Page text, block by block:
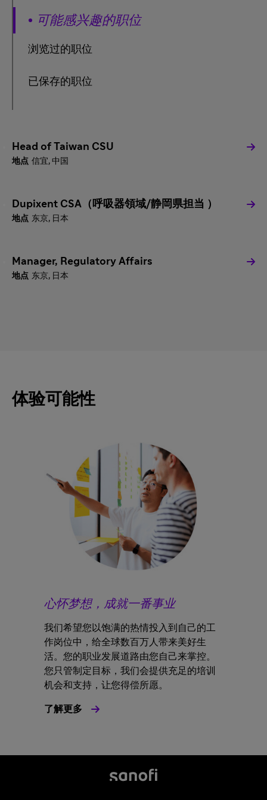
可能感兴趣的职位
浏览过的职位
已保存的职位
Head of Taiwan CSU
信宜, 中国
Dupixent CSA（呼吸器領域/静岡県担当 ）
东京, 日本
Manager, Regulatory Affairs
东京, 日本
体验可能性
心怀梦想，成就一番事业
我们希望您以饱满的热情投入到自己的工
作岗位中，给全球数百万人带来美好生
活。您的职业发展道路由您自己来掌控。
您只管制定目标，我们会提供充足的培训
机会和支持，让您得偿所愿。
了解更多